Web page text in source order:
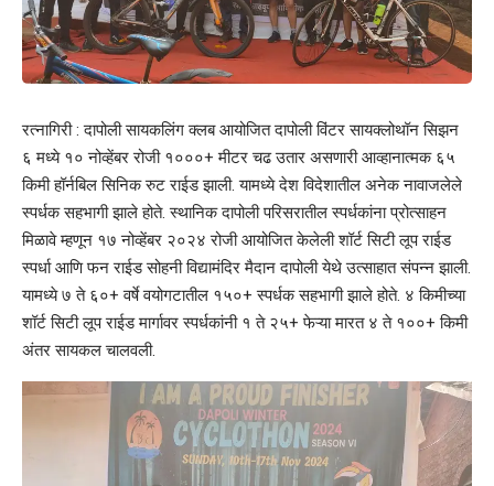
रत्नागिरी : दापोली सायकलिंग क्लब आयोजित दापोली विंटर सायक्लोथॉन सिझन
६ मध्ये १० नोव्हेंबर रोजी १०००+ मीटर चढ उतार असणारी आव्हानात्मक ६५
किमी हॉर्नबिल सिनिक रुट राईड झाली. यामध्ये देश विदेशातील अनेक नावाजलेले
स्पर्धक सहभागी झाले होते. स्थानिक दापोली परिसरातील स्पर्धकांना प्रोत्साहन
मिळावे म्हणून १७ नोव्हेंबर २०२४ रोजी आयोजित केलेली शॉर्ट सिटी लूप राईड
स्पर्धा आणि फन राईड सोहनी विद्यामंदिर मैदान दापोली येथे उत्साहात संपन्न झाली.
यामध्ये ७ ते ६०+ वर्षे वयोगटातील १५०+ स्पर्धक सहभागी झाले होते. ४ किमीच्या
शॉर्ट सिटी लूप राईड मार्गावर स्पर्धकांनी १ ते २५+ फेऱ्या मारत ४ ते १००+ किमी
अंतर सायकल चालवली.